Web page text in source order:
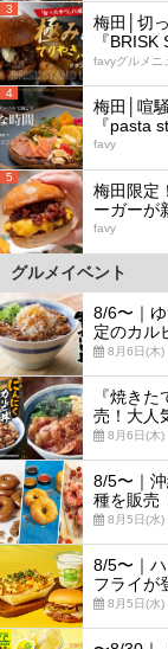
3
梅田│切
『BRISK
favyグルメニ
4
梅田│喧
『pasta
favy
5
梅田限定
ーガーが
favy
グルメイベント
8/6〜｜
定のカル
8月6日(木)
『焼き
売！大人
8月6日(木)
8/5〜｜
種を販売
8月5日(水)
8/5〜｜
フライが
8月5日(水)